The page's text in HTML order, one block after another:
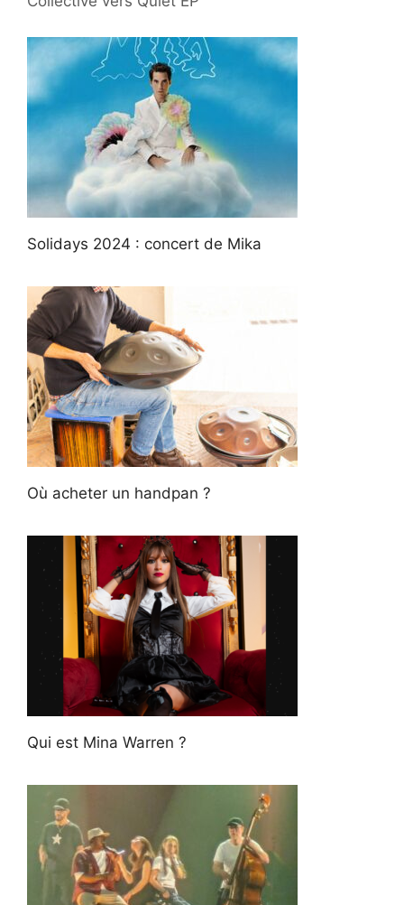
Solidays 2024 : concert de Mika
Où acheter un handpan ?
Qui est Mina Warren ?